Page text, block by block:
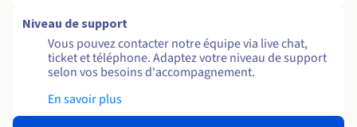
Niveau de support
Vous pouvez contacter notre équipe via live chat,
ticket et téléphone. Adaptez votre niveau de support
selon vos besoins d'accompagnement.
En savoir plus